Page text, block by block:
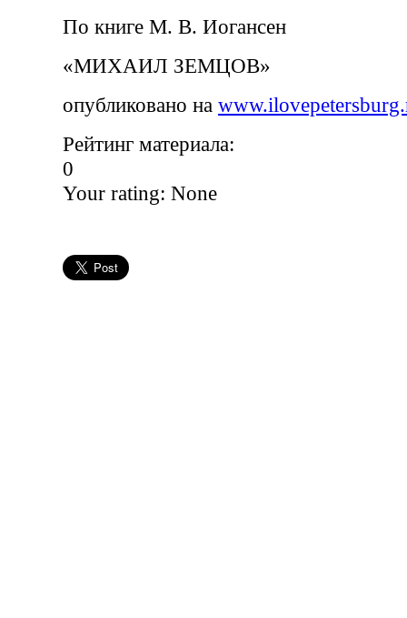
По книге М. В. Иогансен
«МИХАИЛ ЗЕМЦОВ»
опубликовано на
Рейтинг материала:
0
Your rating: None